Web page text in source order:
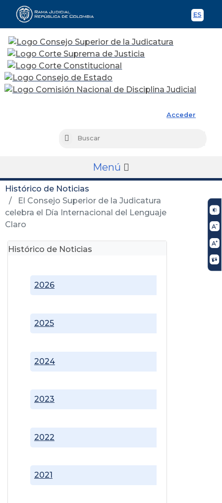
ES
Acceder
Buscar
Menú
Histórico de Noticias
El Consejo Superior de la Judicatura
celebra el Día Internacional del Lenguaje
Claro
Histórico de Noticias
2021
2022
2023
2024
2025
2026